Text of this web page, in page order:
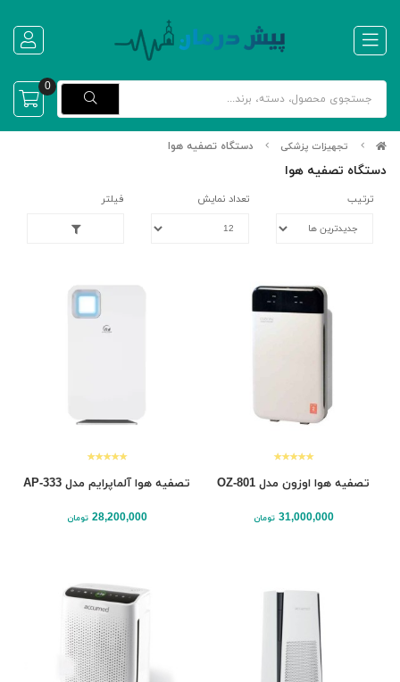
0
تجهیزات پزشکی دستگاه تصفیه هوا
دستگاه تصفیه هوا
ترتیب تعداد نمایش فیلتر
تصفیه‌ هوا اوزون مدل OZ-801
31,000,000 تومان
تصفیه‌ هوا آلما‌پرایم مدل AP-333
28,200,000 تومان